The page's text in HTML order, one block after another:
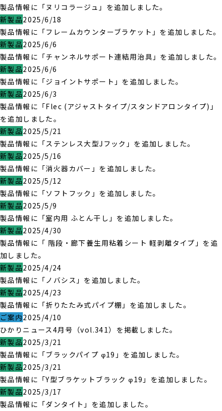
製品情報に「ヌリコラージュ」を追加しました。
新製品2025/6/18
製品情報に「フレームカウンターブラケット」を追加しました。
新製品2025/6/6
製品情報に「チャンネルサポート連結用治具」を追加しました。
新製品2025/6/6
製品情報に「ジョイントサポート」を追加しました。
新製品2025/6/3
製品情報に「Flec (アジャストタイプ/スタンドアロンタイプ)」
を追加しました。
新製品2025/5/21
製品情報に「ステンレス大型Jフック」を追加しました。
新製品2025/5/16
製品情報に「消火器カバー」を追加しました。
新製品2025/5/12
製品情報に「ソフトフック」を追加しました。
新製品2025/5/9
製品情報に「室内用 ふとん干し」を追加しました。
新製品2025/4/30
製品情報に「 階段・廊下養生用粘着シート 軽剥離タイプ」を追
加しました。
新製品2025/4/24
製品情報に「ノバシス」を追加しました。
新製品2025/4/23
製品情報に「折りたたみ式パイプ棚」を追加しました。
ご案内2025/4/10
ひかりニュース4月号（vol.341）を掲載しました。
新製品2025/3/21
製品情報に「ブラックパイプ φ19」を追加しました。
新製品2025/3/21
製品情報に「Y型ブラケットブラック φ19」を追加しました。
新製品2025/3/17
製品情報に「ダンタイト」を追加しました。